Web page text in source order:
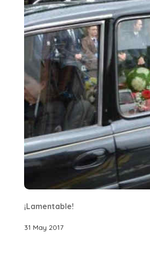
¡Lamentable!
31 May 2017